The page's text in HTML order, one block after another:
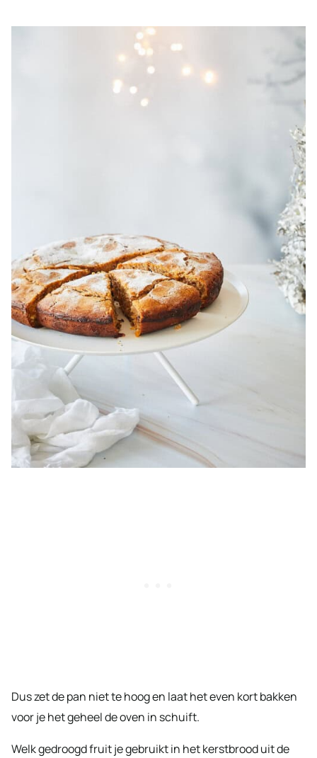
Dus zet de pan niet te hoog en laat het even kort bakken
voor je het geheel de oven in schuift.
Welk gedroogd fruit je gebruikt in het kerstbrood uit de